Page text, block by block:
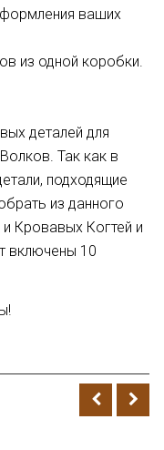
ваших
из одной коробки.
деталей для
Так как в
подходящие
из данного
Кровавых Когтей и
включены 10